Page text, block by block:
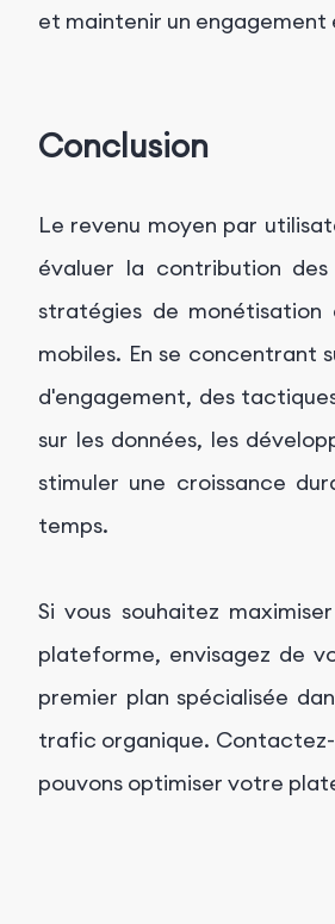
et maintenir un
Conclusion
Le revenu moyen par
évaluer la contribution
stratégies de monétisation
mobiles. En se concentrant
d'engagement, des
sur les données, les
stimuler une croissance
temps.
Si vous souhaitez
plateforme, envisagez de
premier plan spécialisée
trafic organique. Contactez-
pouvons optimiser votre